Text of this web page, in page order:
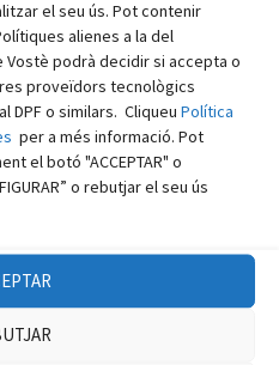
el seu ús. Pot contenir
alienes a la del
Vostè podrà decidir si accepta o
proveïdors tecnològics
DPF o similars. Cliqueu Política
per a més informació. Pot
el botó "ACCEPTAR" o
o rebutjar el seu ús